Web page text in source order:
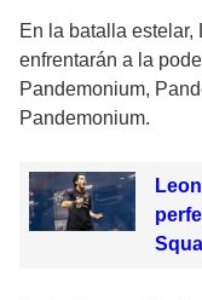
En la batalla estelar,
enfrentarán a la
Pandemonium,
Pandemonium.